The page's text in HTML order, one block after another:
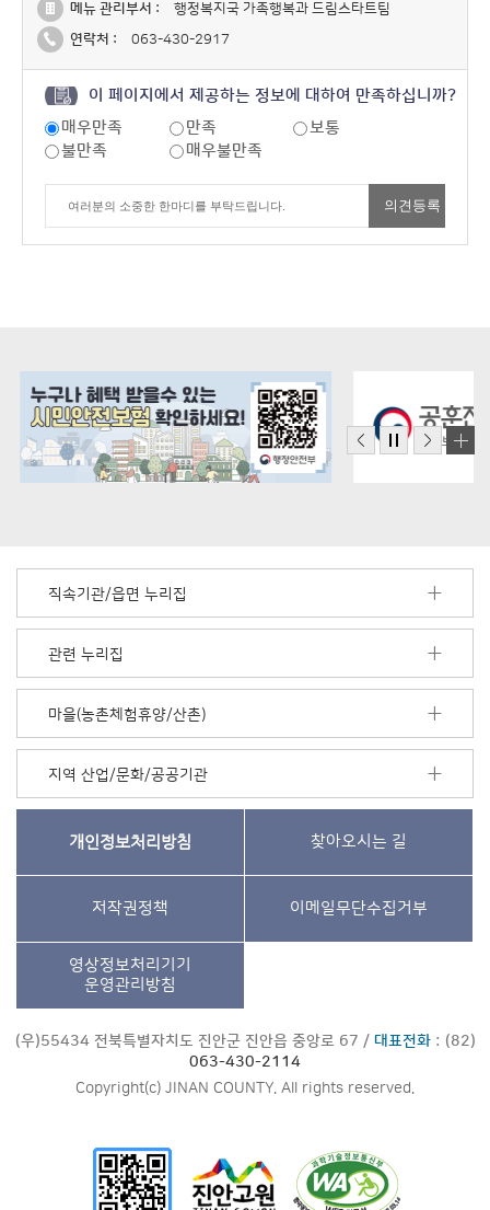
메뉴 관리부서 :
행정복지국 가족행복과 드림스타트팀
연락처 :
063-430-2917
이 페이지에서 제공하는 정보에 대하여 만족하십니까?
매우만족
만족
보통
불만족
매우불만족
직속기관/읍면 누리집
관련 누리집
마을(농촌체험휴양/산촌)
지역 산업/문화/공공기관
개인정보처리방침 찾아오시는 길
저작권정책 이메일무단수집거부
영상정보처리기기
운영관리방침
(우)55434 전북특별자치도 진안군 진안읍 중앙로 67 / 대표전화: (82)
063-430-2114
Copyright(c) JINAN COUNTY. All rights reserved.